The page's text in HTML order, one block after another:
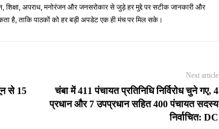
शिक्षा, अपराध, मनोरंजन और जनसरोकार से जुड़े हर मुद्दे पर सटीक जानकारी और
है, ताकि पाठकों को हर बड़ी अपडेट एक ही मंच पर मिल सके।
से 15
Next article
चंबा में 411 पंचायत प्रतिनिधि निर्विरोध चुने गए, 4
प्रधान और 7 उपप्रधान सहित 400 पंचायत सदस्य
निर्वाचित: DC